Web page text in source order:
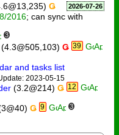
2026-07-26
Ǥ
8/2016; can sync with
3
(4.3@505,103) Ǥ 39
and tasks list
2023-05-15
(3.2@214) Ǥ 12
Ǥ 9 3